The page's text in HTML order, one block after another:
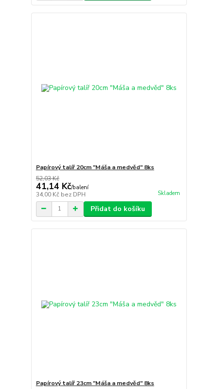
Papírový talíř 20cm "Máša a medvěd" 8ks
52,03 Kč
41,14 Kč/balení
34,00 Kč bez DPH Skladem
Přidat do košíku
Papírový talíř 23cm "Máša a medvěd" 8ks